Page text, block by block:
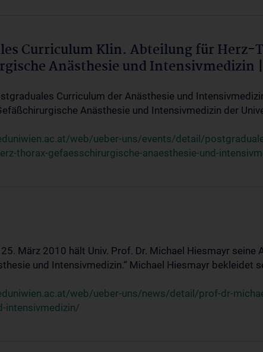
Curriculum Klin. Abteilung für Herz-
Anästhesie und Intensivmedizin
Curriculum der Anästhesie und
Anästhesie und Intensivmedizin der
web/ueber-uns/events/detail/
thorax-gefaesschirurgische-anaesthesie-und-
März 2010 hält Univ. Prof. Dr. Michael Hiesmayr seine
und Intensivmedizin.“ Michael Hiesmayr bekleidet
web/ueber-uns/news/detail/prof-dr-
intensivmedizin/